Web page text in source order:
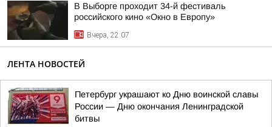
В Выборге проходит 34-й фестиваль
российского кино «Окно в Европу»
Вчера, 22:07
ЛЕНТА НОВОСТЕЙ
Петербург украшают ко Дню воинской славы
России — Дню окончания Ленинградской
битвы